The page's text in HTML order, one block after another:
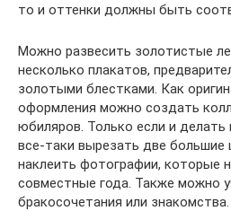
то и оттенки должны быть
Можно развесить золотистые
несколько плакатов,
золотыми блестками. Как
оформления можно создать
юбиляров. Только если и
все-таки вырезать две большие
наклеить фотографии, которые
совместные года. Также можно
бракосочетания или